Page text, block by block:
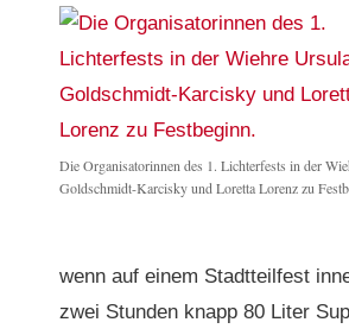
Die Organisatorinnen des 1. Lichterfests in der
Goldschmidt-Karcisky und Loretta Lorenz zu
wenn auf einem Stadtteilfest
zwei Stunden knapp 80 Liter